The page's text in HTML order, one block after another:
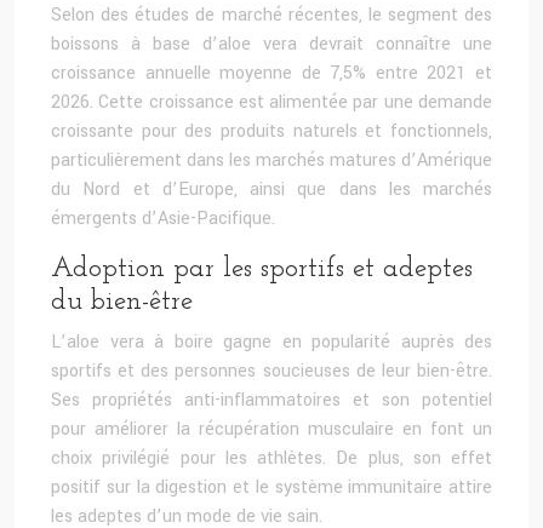
Selon des études de marché récentes, le segment des
boissons à base d’aloe vera devrait connaître une
croissance annuelle moyenne de 7,5% entre 2021 et
2026. Cette croissance est alimentée par une demande
croissante pour des produits naturels et fonctionnels,
particulièrement dans les marchés matures d’Amérique
du Nord et d’Europe, ainsi que dans les marchés
émergents d’Asie-Pacifique.
Adoption par les sportifs et adeptes
du bien-être
L’aloe vera à boire gagne en popularité auprès des
sportifs et des personnes soucieuses de leur bien-être.
Ses propriétés anti-inflammatoires et son potentiel
pour améliorer la récupération musculaire en font un
choix privilégié pour les athlètes. De plus, son effet
positif sur la digestion et le système immunitaire attire
les adeptes d’un mode de vie sain.